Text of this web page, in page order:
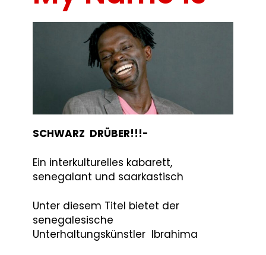
Moderator / Autor
Ibrahim
Ndiaye
SCHWARZ DRÜBER!!!-
Ein interkulturelles kabarett,
senegalant und saarkastisch
Unter diesem Titel bietet der
senegalesische
Unterhaltungskünstler lbrahima